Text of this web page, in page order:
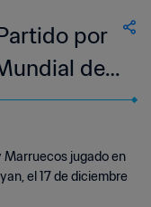
por
de
Marruecos jugado en
el 17 de diciembre